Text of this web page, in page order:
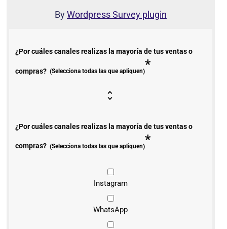
ByWordpress Survey plugin
¿Por cuáles canales realizas la mayoría de tus ventas o
compras? (Selecciona todas las que apliquen)*
¿Por cuáles canales realizas la mayoría de tus ventas o
compras? (Selecciona todas las que apliquen)*
Instagram
WhatsApp